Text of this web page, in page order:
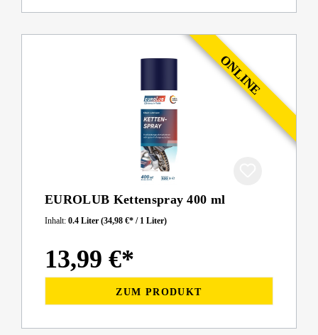
EUROLUB Kettenspray 400 ml
Inhalt: 0.4 Liter (34,98 €* / 1 Liter)
13,99 €*
ZUM PRODUKT